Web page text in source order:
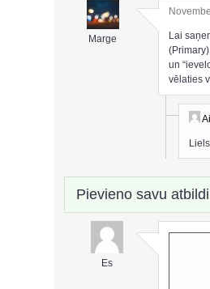
Marge
Lai
un
vēlaties
Pievieno savu atbildi
Es